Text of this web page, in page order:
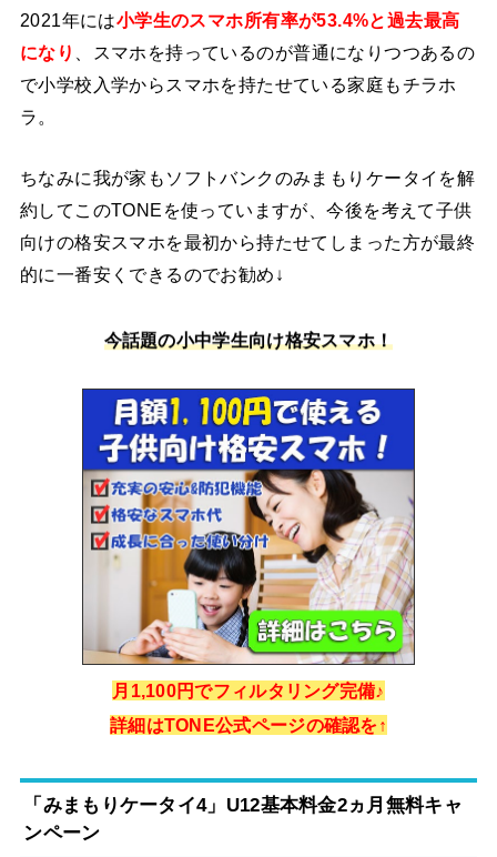
2021年には小学生のスマホ所有率が53.4%と過去最高
になり
、スマホを持っているのが普通になりつつあるの
で小学校入学からスマホを持たせている家庭もチラホ
ラ。
ちなみに我が家もソフトバンクのみまもりケータイを解
約してこのTONEを使っていますが、今後を考えて子供
向けの格安スマホを最初から持たせてしまった方が最終
的に一番安くできるのでお勧め↓
今話題の小中学生向け格安スマホ！
月1,100円でフィルタリング完備♪
詳細はTONE公式ページの確認を↑
「みまもりケータイ4」U12基本料金2ヵ月無料キャ
ンペーン